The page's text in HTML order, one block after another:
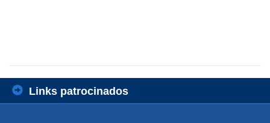
Links patrocinados